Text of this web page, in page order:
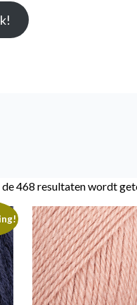
de 468 resultaten wordt